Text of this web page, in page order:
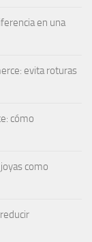
en una
evita roturas
cómo
como